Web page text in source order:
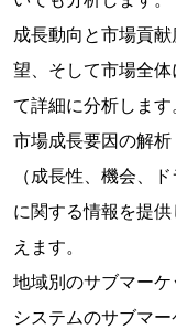
成長動向と市場貢
望、そして市場全
て詳細に分析します
市場成長要因の解
（成長性、機会、
に関する情報を提
えます。
地域別のサブマー
システムのサブマ